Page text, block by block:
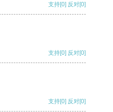
支持[0] 反对[0]
支持[0] 反对[0]
支持[0] 反对[0]